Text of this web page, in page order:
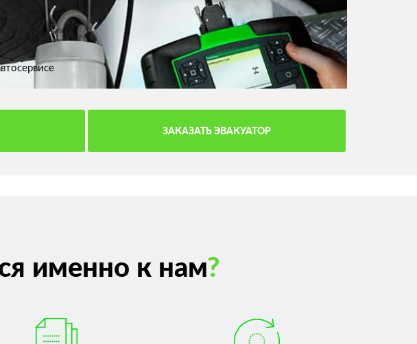
ЗАКАЗАТЬ ЭВАКУАТОР
именно к нам?